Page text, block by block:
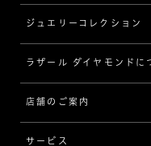
婚約指輪（エンゲージリ
[素材から選ぶ]
プラチナ
イエローゴールド
ジュエリーコレクション
ジュエリーコレクション
ジュエリー一覧
リング
ラザール ダイヤモンドに
ラザール ダイヤモンド
品質
店舗のご案内
サービス